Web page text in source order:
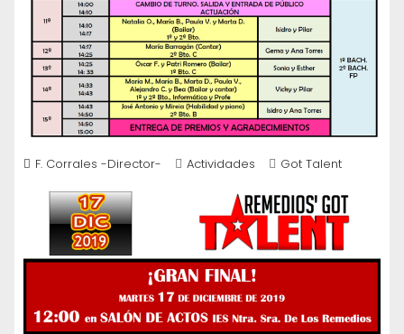
F. Corrales -Director- Actividades Got Talent